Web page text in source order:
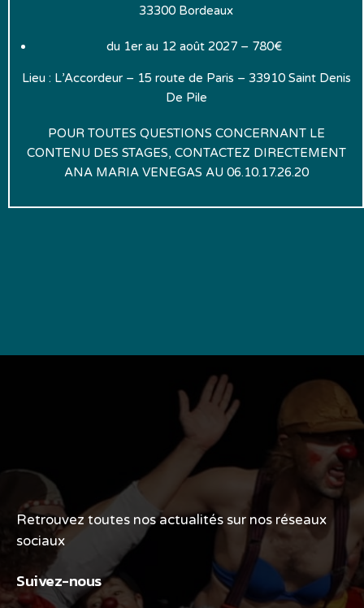
33300 Bordeaux
du 1er au 12 août 2027 – 780€
Lieu : L’Accordeur – 15 route de Paris – 33910 Saint Denis
De Pile
POUR TOUTES QUESTIONS CONCERNANT LE
CONTENU DES STAGES, CONTACTEZ DIRECTEMENT
ANA MARIA VENEGAS AU 06.10.17.26.20
Retrouvez toutes nos actualités sur nos réseaux
sociaux
Suivez-nous